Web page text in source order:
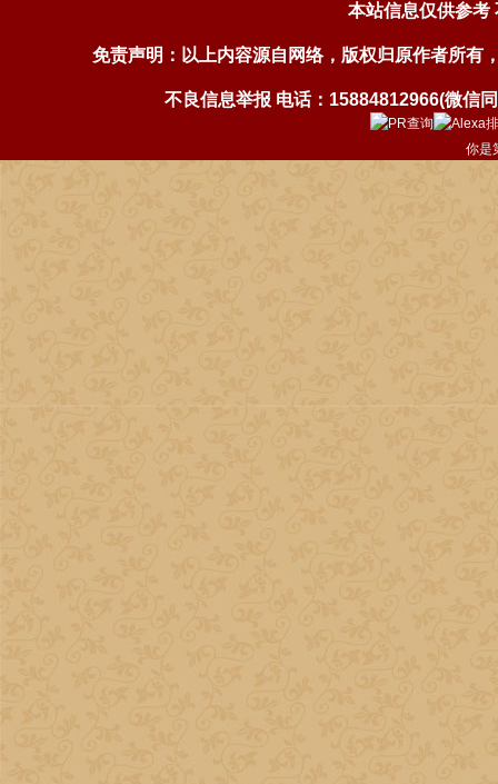
本站信息仅供参考
免责声明：以上内容源自网络，版权归原作者所有
不良信息举报 电话：15884812966(微
你是